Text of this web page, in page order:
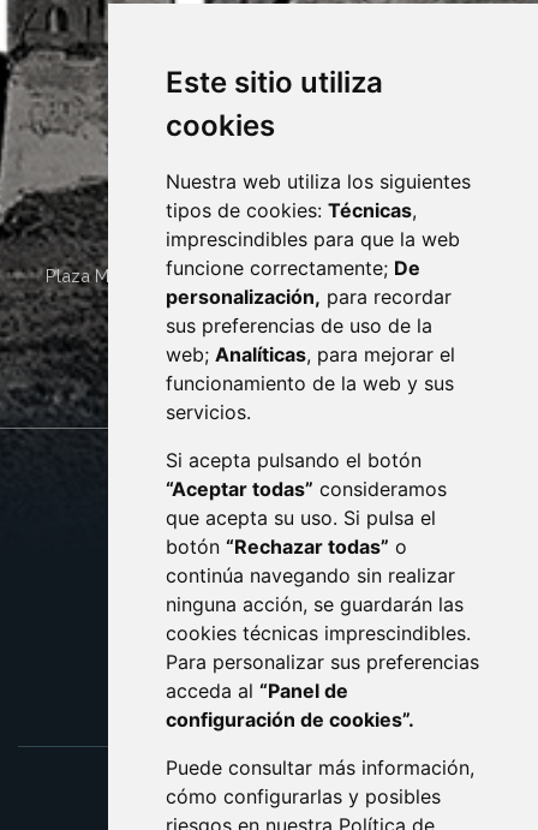
Este sitio utiliza
cookies
Nuestra web utiliza los siguientes
tipos de cookies: Técnicas,
imprescindibles para que la web
funcione correctamente; De
personalización, para recordar
sus preferencias de uso de la
web; Analíticas, para mejorar el
funcionamiento de la web y sus
servicios.
Si acepta pulsando el botón
“Aceptar todas” consideramos
que acepta su uso. Si pulsa el
botón “Rechazar todas” o
continúa navegando sin realizar
ninguna acción, se guardarán las
cookies técnicas imprescindibles.
Para personalizar sus preferencias
acceda al “Panel de
configuración de cookies”.
Puede consultar más información,
cómo configurarlas y posibles
riesgos en nuestra Política de
Plaza Mayor 4 22400 MONZÓN - ARAGÓN (ESPAÑA)
· (34) 974 400 700 ·
sac@monzon.es
monzon.es
CONTACTO
AVISO LEGAL
PROTECCIÓN DE DATOS
POLÍTICA DE COOKIES
ACCESIBILIDAD
ENLACE EXTERNO AL